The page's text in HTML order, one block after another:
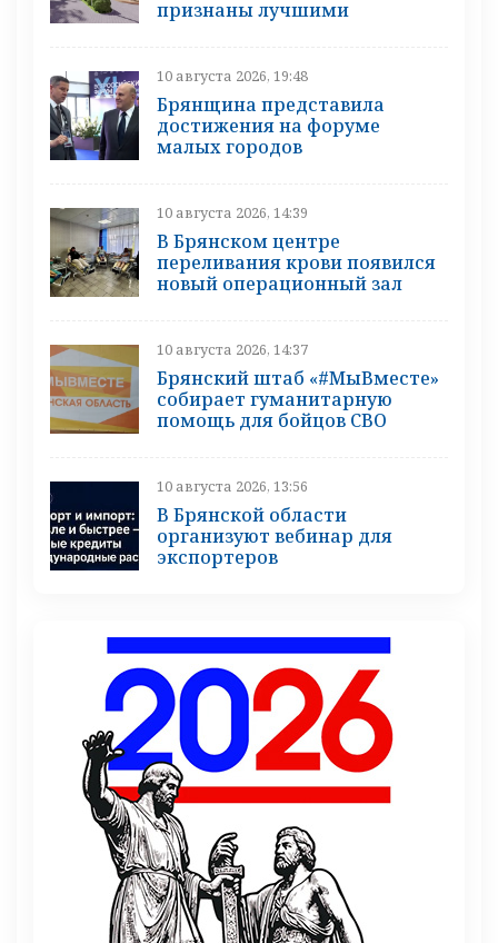
признаны лучшими
10 августа 2026, 19:48
Брянщина представила
достижения на форуме
малых городов
10 августа 2026, 14:39
В Брянском центре
переливания крови появился
новый операционный зал
10 августа 2026, 14:37
Брянский штаб «#МыВместе»
собирает гуманитарную
помощь для бойцов СВО
10 августа 2026, 13:56
В Брянской области
организуют вебинар для
экспортеров